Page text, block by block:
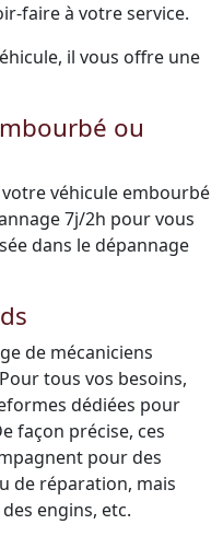
faire à votre service.
il vous offre une
ou
véhicule embourbé
7j/2h pour vous
dans le dépannage
de mécaniciens
tous vos besoins,
dédiées pour
façon précise, ces
pour des
de réparation, mais
engins, etc.